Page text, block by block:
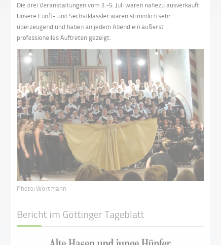
Die drei Veranstaltungen vom 3.-5. Juli waren nahezu ausverkauft.
Unsere Fünft- und Sechstklässler waren stimmlich sehr
überzeugend und haben an jedem Abend ein äußerst
professionelles Auftreten gezeigt.
Photo: Wortmann
Bericht im Göttinger Tageblatt